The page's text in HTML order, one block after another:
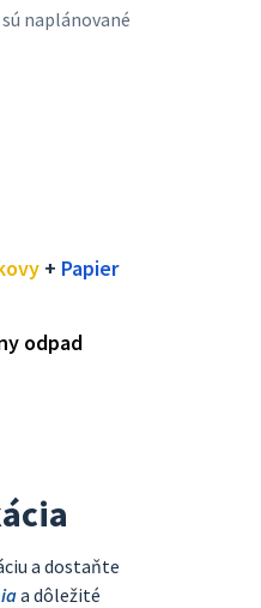
naplánované
+ Papier
odpad
a dostaňte
a dôležité